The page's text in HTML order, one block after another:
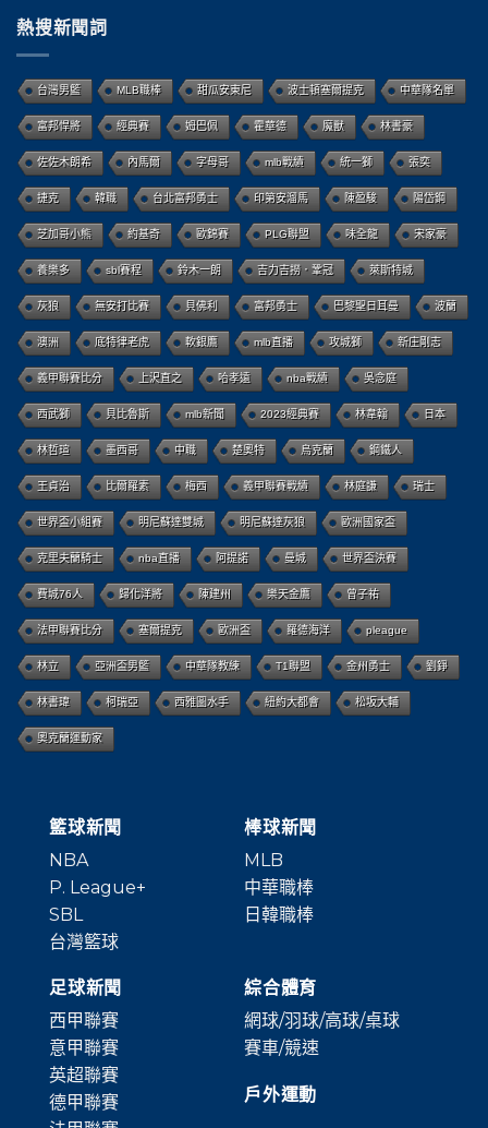
熱搜新聞詞
台灣男籃 MLB職棒 甜瓜安東尼 波士頓塞爾提克 中華隊名單
富邦悍將 經典賽 姆巴佩 霍華德 魔獸 林書豪
佐佐木朗希 內馬爾 字母哥 mlb戰績 統一獅 張奕
捷克 韓職 台北富邦勇士 印第安溜馬 陳盈駿 陽岱鋼
芝加哥小熊 約基奇 歐錦賽 PLG聯盟 味全龍 宋家豪
養樂多 sbl賽程 鈴木一朗 吉力吉撈．鞏冠 萊斯特城
灰狼 無安打比賽 貝佛利 富邦勇士 巴黎聖日耳曼 波蘭
澳洲 底特律老虎 軟銀鷹 mlb直播 攻城獅 新庄剛志
義甲聯賽比分 上沢直之 哈孝遠 nba戰績 吳念庭
西武獅 貝比魯斯 mlb新聞 2023經典賽 林韋翰 日本
林哲瑄 墨西哥 中職 楚奧特 烏克蘭 鋼鐵人
王貞治 比爾羅素 梅西 義甲聯賽戰績 林庭謙 瑞士
世界盃小組賽 明尼蘇達雙城 明尼蘇達灰狼 歐洲國家盃
克里夫蘭騎士 nba直播 阿提諾 曼城 世界盃決賽
費城76人 歸化洋將 陳建州 樂天金鷹 曾子祐
法甲聯賽比分 塞爾提克 歐洲盃 羅德海洋 pleague
林立 亞洲盃男籃 中華隊教練 T1聯盟 金州勇士 劉錚
林書瑋 柯瑞亞 西雅圖水手 紐約大都會 松坂大輔
奧克蘭運動家
籃球新聞
NBA
P. League+
SBL
台灣籃球
棒球新聞
MLB
中華職棒
日韓職棒
足球新聞
西甲聯賽
意甲聯賽
英超聯賽
德甲聯賽
綜合體育
網球/羽球/高球/桌球
賽車/競速
戶外運動